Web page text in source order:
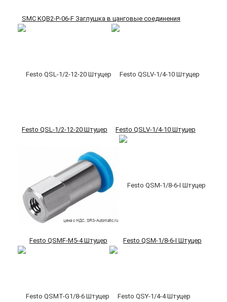
SMC KQB2-P-06-F Заглушка в цанговые соединения
Festo QSL-1/2-12-20 Штуцер Festo QSLV-1/4-10 Штуцер
Festo QSMF-M5-4 Штуцер Festo QSM-1/8-6-I Штуцер